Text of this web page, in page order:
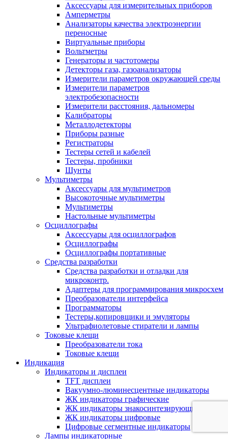
Аксессуары для измерительных приборов
Амперметры
Анализаторы качества электроэнергии
переносные
Виртуальные приборы
Вольтметры
Генераторы и частотомеры
Детекторы газа, газоанализаторы
Измерители параметров окружающей среды
Измерители параметров
электробезопасности
Измерители расстояния, дальномеры
Калибраторы
Металлодетекторы
Приборы разные
Регистраторы
Тестеры сетей и кабелей
Тестеры, пробники
Шунты
Мультиметры
Аксессуары для мультиметров
Высокоточные мультиметры
Мультиметры
Настольные мультиметры
Осциллографы
Аксессуары для осциллографов
Осциллографы
Осциллографы портативные
Средства разработки
Cредства разработки и отладки для
микроконтр.
Адаптеры для программирования микросхем
Преобразователи интерфейса
Программаторы
Тестеры,копировщики и эмуляторы
Ультрафиолетовые стиратели и лампы
Токовые клещи
Преобразователи тока
Токовые клещи
Индикация
Индикаторы и дисплеи
TFT дисплеи
Вакуумно-люминесцентные индикаторы
ЖК индикаторы графические
ЖК индикаторы знакосинтезирующие
ЖК индикаторы цифровые
Цифровые сегментные индикаторы
Лампы индикаторные